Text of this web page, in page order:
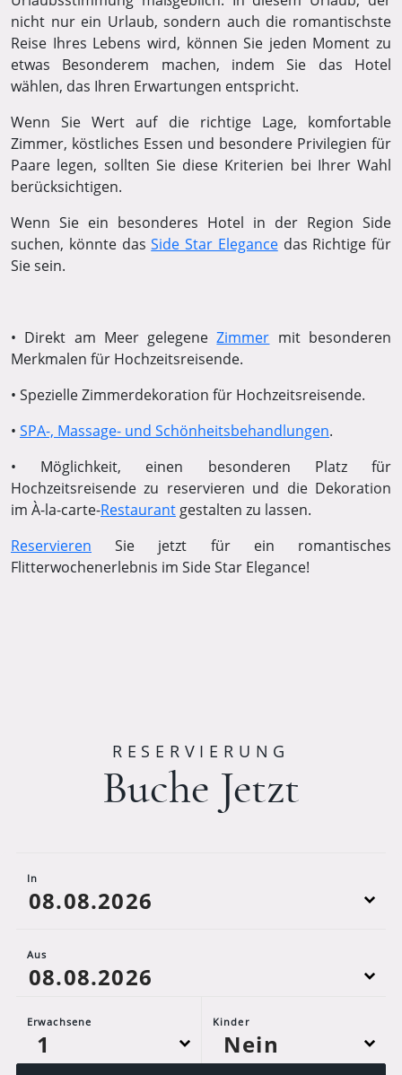
nicht nur ein Urlaub, sondern auch die romantischste
Reise Ihres Lebens wird, können Sie jeden Moment zu
etwas Besonderem machen, indem Sie das Hotel
wählen, das Ihren Erwartungen entspricht.
Wenn Sie Wert auf die richtige Lage, komfortable
Zimmer, köstliches Essen und besondere Privilegien für
Paare legen, sollten Sie diese Kriterien bei Ihrer Wahl
berücksichtigen.
Wenn Sie ein besonderes Hotel in der Region Side
suchen, könnte dasSide Star Elegancedas Richtige für
Sie sein.
• Direkt am Meer gelegeneZimmer mit besonderen
Merkmalen für Hochzeitsreisende.
• Spezielle Zimmerdekoration für Hochzeitsreisende.
• SPA-, Massage- und Schönheitsbehandlungen.
• Möglichkeit, einen besonderen Platz für
Hochzeitsreisende zu reservieren und die Dekoration
im À-la-carte-Restaurant gestalten zu lassen.
Reservieren Sie jetzt für ein romantisches
Flitterwochenerlebnis im Side Star Elegance!
RESERVIERUNG
Buche Jetzt
In
Aus
Erwachsene Kinder